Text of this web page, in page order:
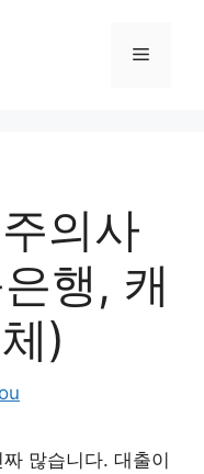
Menu
의사
행, 캐
)
많습니다. 대출이